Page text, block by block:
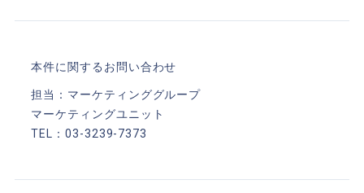
本件に関するお問い合わせ
担当：マーケティンググループ
マーケティングユニット
TEL：03-3239-7373